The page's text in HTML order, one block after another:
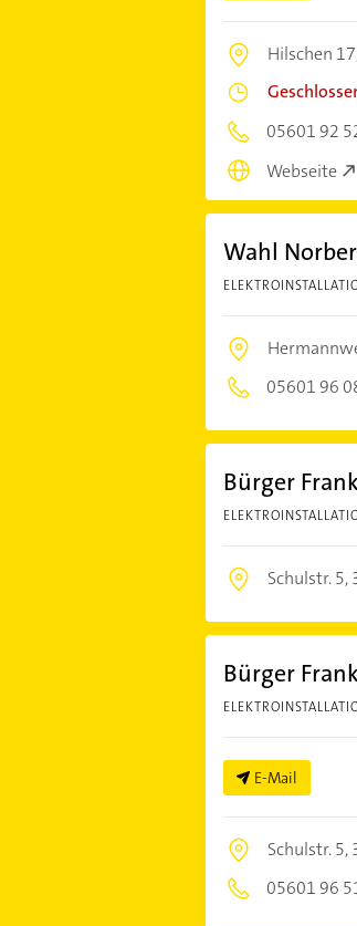
Hilschen
05601 92
Webseite
Wahl
05601 96
Bürger
Schulstr. 5,
Bürger
E-Mail
Schulstr. 5,
05601 96